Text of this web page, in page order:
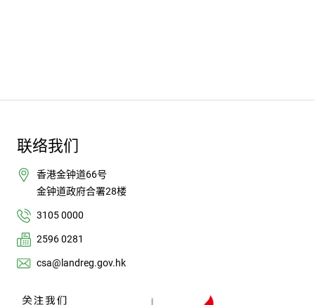
联络我们
香港金钟道66号
金钟道政府合署28楼
3105 0000
2596 0281
csa@landreg.gov.hk